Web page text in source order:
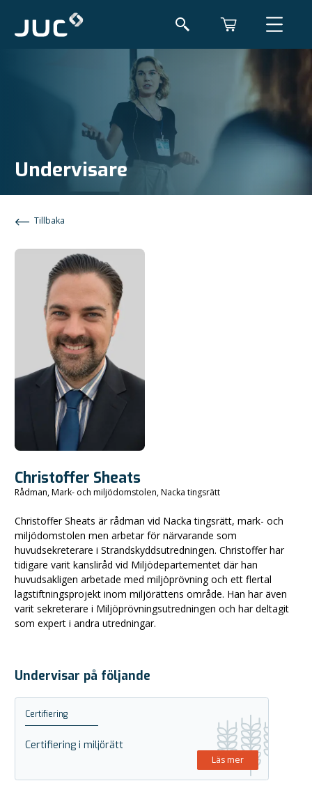
Undervisare
Tillbaka
Christoffer Sheats
Rådman, Mark- och miljödomstolen, Nacka tingsrätt
Christoffer Sheats är rådman vid Nacka tingsrätt, mark- och
miljödomstolen men arbetar för närvarande som
huvudsekreterare i Strandskyddsutredningen. Christoffer har
tidigare varit kansliråd vid Miljödepartementet där han
huvudsakligen arbetade med miljöprövning och ett flertal
lagstiftningsprojekt inom miljörättens område. Han har även
varit sekreterare i Miljöprövningsutredningen och har deltagit
som expert i andra utredningar.
Undervisar på följande
Certifiering
Certifiering i miljörätt
Läs mer